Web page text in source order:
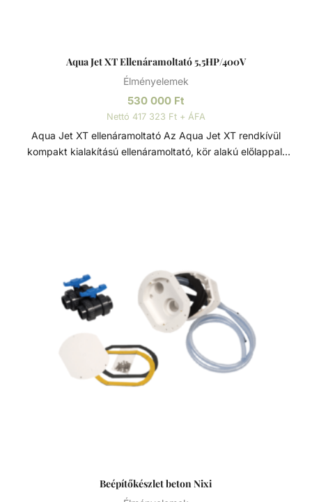
Aqua Jet XT Ellenáramoltató 5,5HP/400V
Élményelemek
530 000 Ft
Nettó 417 323 Ft + ÁFA
Aqua Jet XT ellenáramoltató Az Aqua Jet XT rendkívül
kompakt kialakítású ellenáramoltató, kör alakú előlappal.
vezérlődoboz - 2db D75 golyóscsap Ellenáramoltatók Az
ellenáramoltató berendezés, különösen kis méretű
medencék esetében jó opcionális kiegészítő, hiszen
áramlással szemben, gyakorlatilag egyhelyben teszi
lehetővé használója számára a természetes és a
hosszútávú úszás élményét. Nagy előnye, hogy az úszás
tempóját sajátmagunk alakíthatjuk ki azzal, hogy távolabb,
Beépítőkészlet beton Nixi